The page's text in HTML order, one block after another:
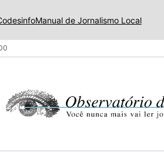
Manual de Jornalismo Local